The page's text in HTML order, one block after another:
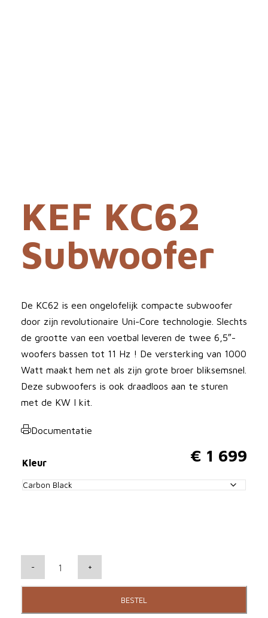
KEF KC62
Subwoofer
De KC62 is een ongelofelijk compacte subwoofer
door zijn revolutionaire Uni-Core technologie. Slechts
de grootte van een voetbal leveren de twee 6,5″-
woofers bassen tot 11 Hz ! De versterking van 1000
Watt maakt hem net als zijn grote broer bliksemsnel.
Deze subwoofers is ook draadloos aan te sturen
met de KW I kit.
Documentatie
Kleur € 1 699
-
E
K
+
BESTEL